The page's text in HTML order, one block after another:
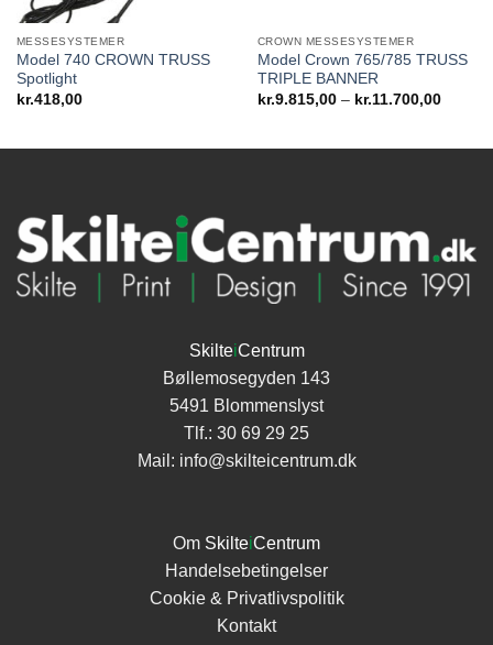
MESSESYSTEMER
Model 740 CROWN TRUSS
Spotlight
kr.418,00
CROWN MESSESYSTEMER
Model Crown 765/785 TRUSS
TRIPLE BANNER
kr.9.815,00 – kr.11.700,00
SkilteiCentrum
Bøllemosegyden 143
5491 Blommenslyst
Tlf.: 30 69 29 25
Mail: info@skilteicentrum.dk
Om SkilteiCentrum
Handelsebetingelser
Cookie & Privatlivspolitik
Kontakt